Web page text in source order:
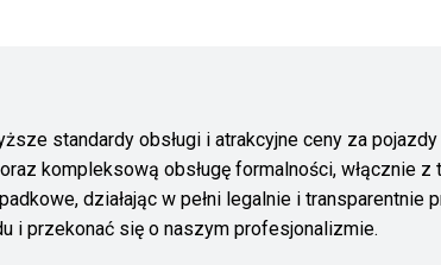
standardy obsługi i atrakcyjne ceny za
kompleksową obsługę formalności, włącznie
działając w pełni legalnie i transparentnie
i przekonać się o naszym profesjonalizmie.